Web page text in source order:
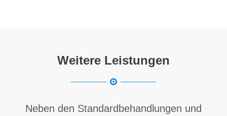
Weitere Leistungen
Neben den Standardbehandlungen und